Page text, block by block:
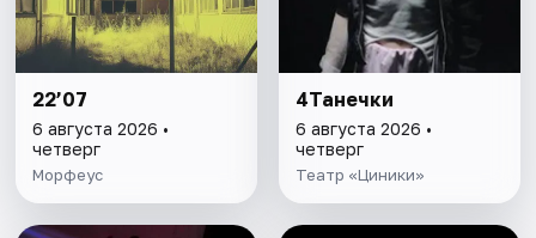
22’07
6 августа 2026 •
четверг
Морфеус
4Танечки
6 августа 2026 •
четверг
Театр «Циники»